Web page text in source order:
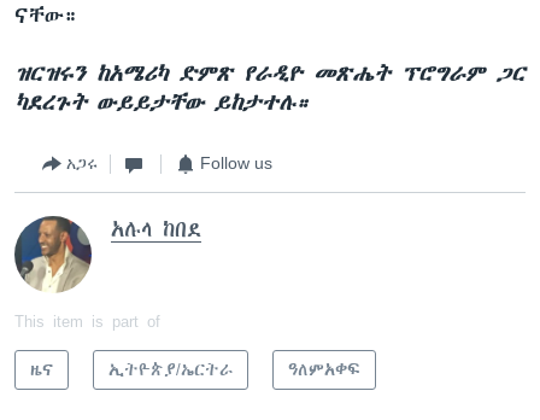
ናቸው።
ዝርዝሩን ከአሜሪካ ድምጽ የራዲዮ መጽሔት ፕሮግራም ጋር
ካደረጉት ውይይታቸው ይከታተሉ።
አጋሩ Follow us
አሉላ ከበደ
This item is part of
ዜና ኢትዮጵያ/ኤርትራ ዓለምአቀፍ